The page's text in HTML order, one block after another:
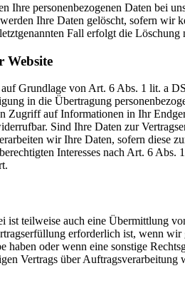
Ihre personenbezogenen Daten bei
Ihre Daten gelöscht, sofern wir
Fall erfolgt die
Website
Grundlage von Art. 6 Abs. 1 lit. a
in die Übertragung
auf Informationen in Ihr
Sind Ihre Daten zur
wir Ihre Daten, sofern diese
Interesses nach Art. 6
teilweise auch eine Übermittlung
erforderlich ist, wenn
oder wenn eine sonstige
Vertrags über